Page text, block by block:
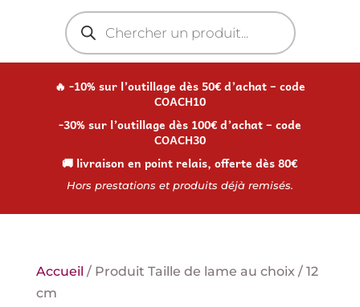
Recherche
de
produits
🔥 -10% sur l’outillage dès 50€ d’achat – code
COACH10
-30% sur l’outillage dès 100€ d’achat – code
COACH30
🚚 livraison en point relais, offerte dès 80€
Hors prestations et produits déjà remisés.
Accueil / Produit Taille de lame au choix / 12
cm